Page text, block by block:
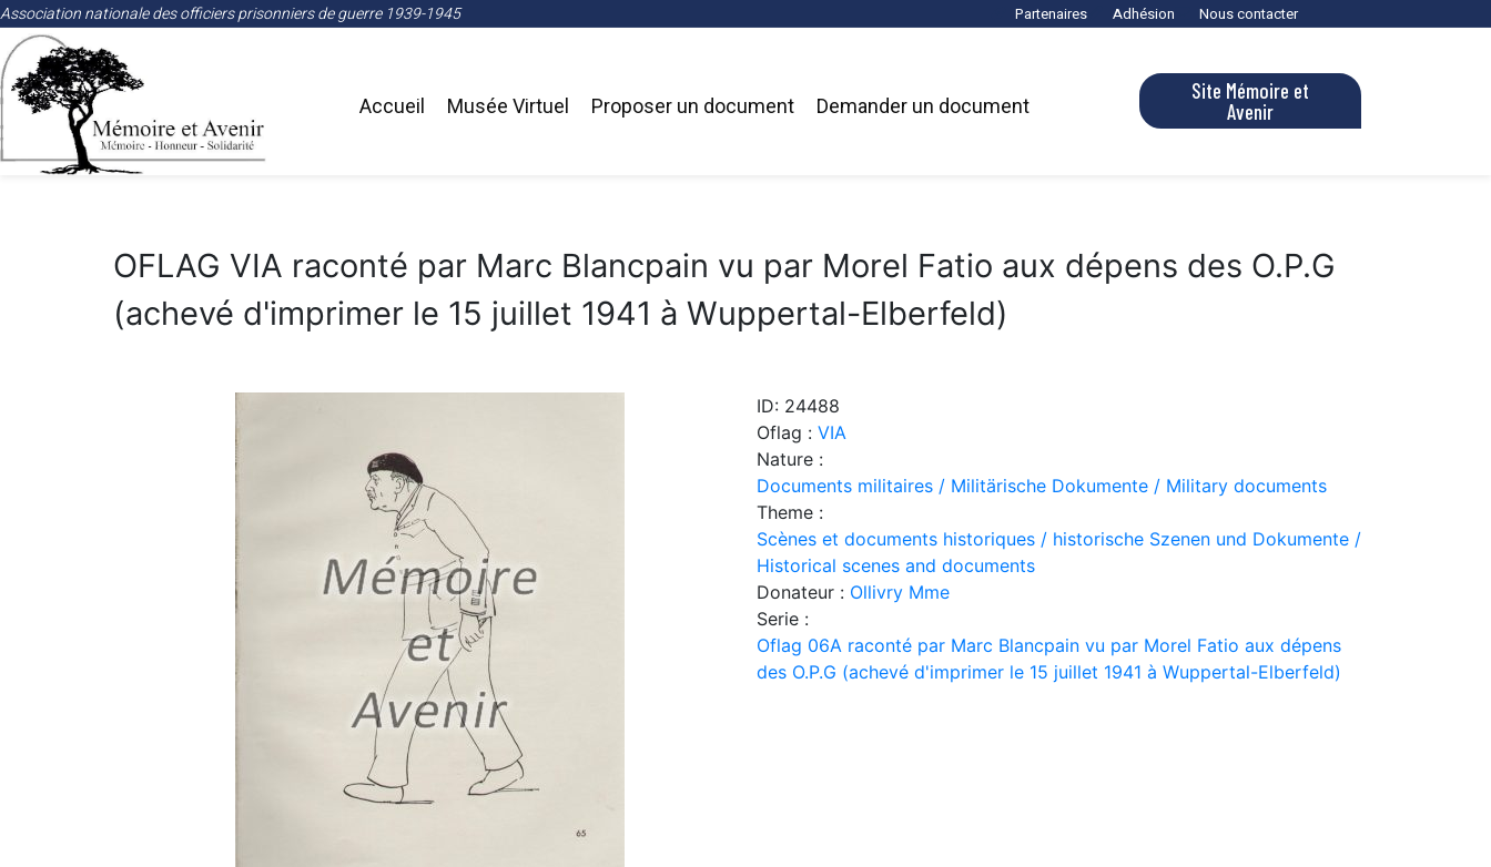
Association nationale des officiers prisonniers de guerre 1939-1945 Partenaires Adhésion Nous contacter
Accueil Musée Virtuel Proposer un document Demander un document
Site Mémoire et
Avenir
OFLAG VIA raconté par Marc Blancpain vu par Morel Fatio aux dépens des O.P.G
(achevé d'imprimer le 15 juillet 1941 à Wuppertal-Elberfeld)
ID: 24488
Oflag : VIA
Nature :
Documents militaires / Militärische Dokumente / Military documents
Theme :
Scènes et documents historiques / historische Szenen und Dokumente /
Historical scenes and documents
Donateur : Ollivry Mme
Serie :
Oflag 06A raconté par Marc Blancpain vu par Morel Fatio aux dépens
des O.P.G (achevé d'imprimer le 15 juillet 1941 à Wuppertal-Elberfeld)